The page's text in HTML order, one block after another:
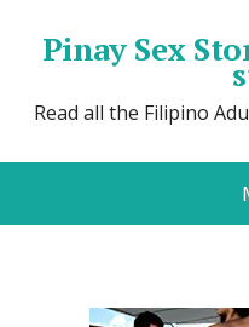
Pinay Sex
Read all the Filipino